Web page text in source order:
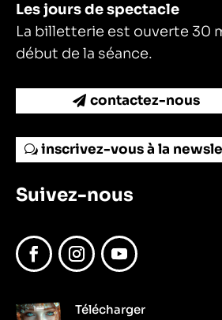
Les jours de spectacle
La billetterie est ouverte 30
début de la séance.
contactez-nous
inscrivez-vous à la
Suivez-nous
Télécharger